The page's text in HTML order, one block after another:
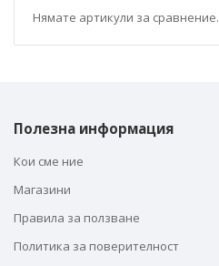
Нямате артикули за сравнение.
Полезна информация
Кои сме ние
Магазини
Правила за ползване
Политика за поверителност